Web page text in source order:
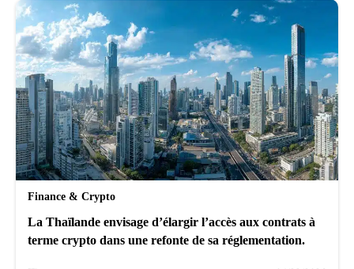
Finance & Crypto
La Thaïlande envisage d’élargir l’accès aux contrats à
terme crypto dans une refonte de sa réglementation.